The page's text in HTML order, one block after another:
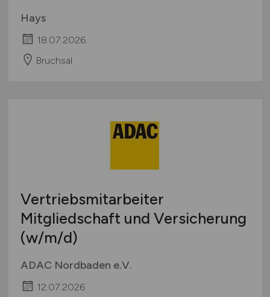
Hays
18.07.2026
Bruchsal
Vertriebsmitarbeiter
Mitgliedschaft und Versicherung
(w/m/d)
ADAC Nordbaden e.V.
12.07.2026